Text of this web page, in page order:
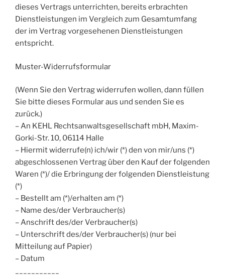
dieses Vertrags unterrichten, bereits erbrachten
Dienstleistungen im Vergleich zum Gesamtumfang
der im Vertrag vorgesehenen Dienstleistungen
entspricht.
Muster-Widerrufsformular
(Wenn Sie den Vertrag widerrufen wollen, dann füllen
Sie bitte dieses Formular aus und senden Sie es
zurück.)
– An KEHL Rechtsanwaltsgesellschaft mbH, Maxim-
Gorki-Str. 10, 06114 Halle
– Hiermit widerrufe(n) ich/wir (*) den von mir/uns (*)
abgeschlossenen Vertrag über den Kauf der folgenden
Waren (*)/ die Erbringung der folgenden Dienstleistung
(*)
– Bestellt am (*)/erhalten am (*)
– Name des/der Verbraucher(s)
– Anschrift des/der Verbraucher(s)
– Unterschrift des/der Verbraucher(s) (nur bei
Mitteilung auf Papier)
– Datum